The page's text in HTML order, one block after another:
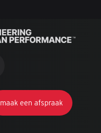
maak een afspraak